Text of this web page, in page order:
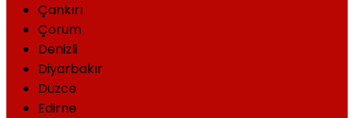
Çankırı
Çorum
Denizli
Diyarbakır
Düzce
Edirne